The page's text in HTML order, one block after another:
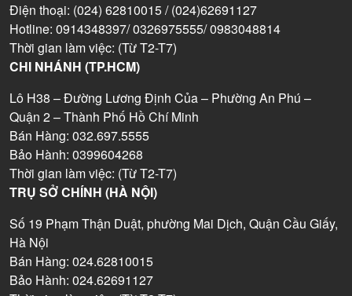
Điện thoại: (024) 62810015 / (024)62691127
Hotline: 0914348397/ 0326975555/ 0983048814
Thời gian làm việc: (Từ T2-T7)
CHI NHÁNH (TP.HCM)
Lô H38 – Đường Lương Định Của – Phường An Phú –
Quận 2 – Thành Phố Hồ Chí Minh
Bán Hàng: 032.697.5555
Bảo Hành: 0399604268
Thời gian làm việc: (Từ T2-T7)
TRỤ SỞ CHÍNH (HÀ NỘI)
Số 19 Phạm Thận Duật, phường Mai Dịch, Quận Cầu Giấy,
Hà Nội
Bán Hàng: 024.62810015
Bảo Hành: 024.62691127